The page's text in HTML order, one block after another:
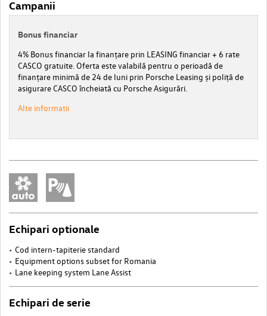
Campanii
Bonus financiar
4% Bonus financiar la finanțare prin LEASING financiar + 6 rate
CASCO gratuite. Oferta este valabilă pentru o perioadă de
finanțare minimă de 24 de luni prin Porsche Leasing și poliță de
asigurare CASCO încheiată cu Porsche Asigurări.
Alte informatii
Echipari optionale
Cod intern-tapiterie standard
Equipment options subset for Romania
Lane keeping system Lane Assist
Echipari de serie